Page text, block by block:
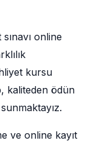
sınavı online
kursu
kaliteden ödün
ve online kayıt